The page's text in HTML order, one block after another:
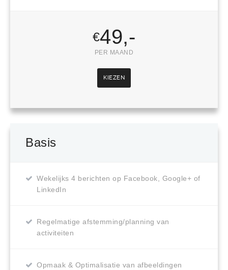
€49,-
PER MAAND
KIEZEN
Basis
Wekelijks 4 berichten op Facebook, Google+ of
LinkedIn
Regelmatige afstemming/planning van
activiteiten
Opmaak & Optimalisatie van afbeeldingen